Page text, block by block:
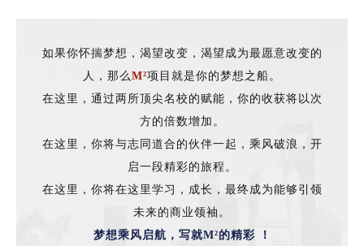
如果你怀揣梦想，渴望改变，渴望成为最愿意改变的
人，那么 M²项目就是你的梦想之船。
在这里，通过两所顶尖名校的赋能，你的收获将以次
方的倍数增加。
在这里，你将与志同道合的伙伴一起，乘风破浪，开
启一段精彩的旅程。
在这里，你将在这里学习，成长，最终成为能够引领
未来的商业领袖。
梦想乘风启航，写就M²的精彩 ！